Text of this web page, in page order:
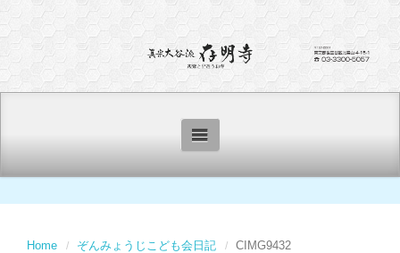
Home ぞんみょうじこども会日記 CIMG9432